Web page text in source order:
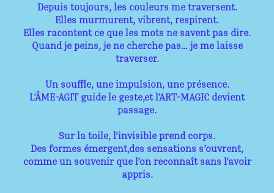
Depuis toujours, les couleurs me traversent.
Elles murmurent, vibrent, respirent.
Elles racontent ce que les mots ne savent pas dire.
Quand je peins, je ne cherche pas… je me laisse
traverser.
Un souffle, une impulsion, une présence.
L’ÂME-AGIT guide le geste,et l’ART-MAGIC devient
passage.
Sur la toile, l’invisible prend corps.
Des formes émergent,des sensations s’ouvrent,
comme un souvenir que l’on reconnaît sans l’avoir
appris.